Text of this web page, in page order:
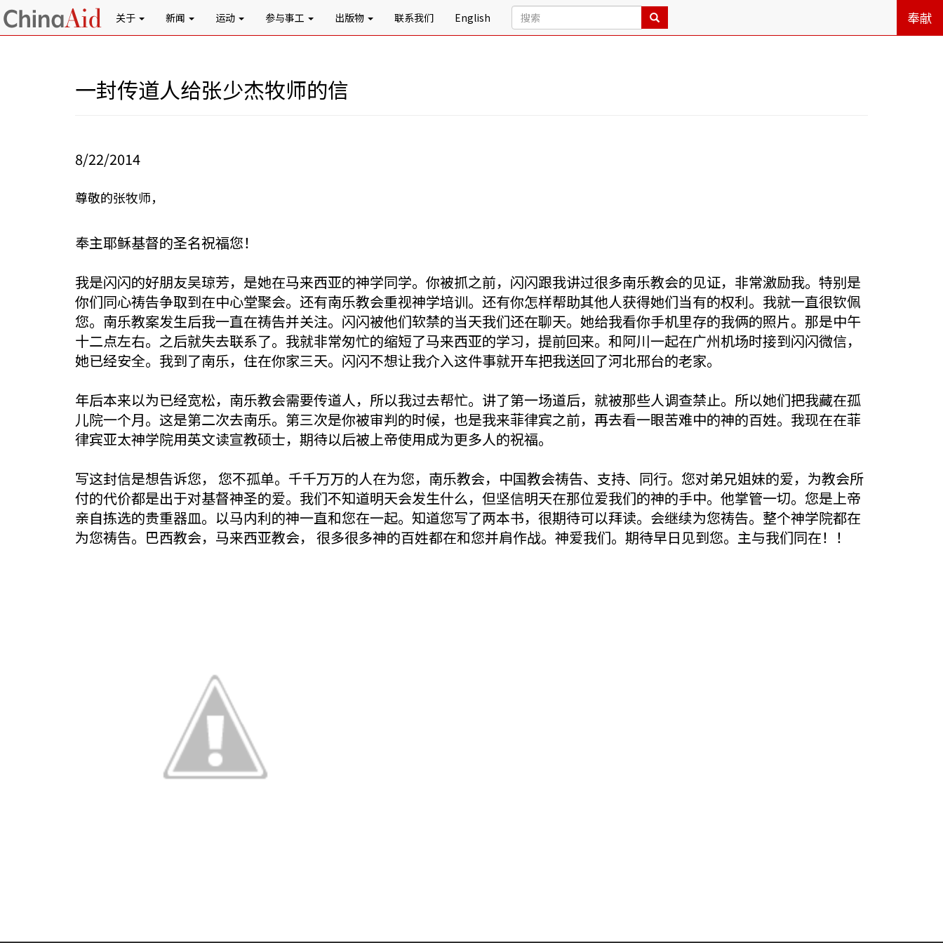
关于 新闻 运动 参与事工 出版物 联系我们 English 奉献
一封传道人给张少杰牧师的信
8/22/2014
尊敬的张牧师，
奉主耶稣基督的圣名祝福您！
我是闪闪的好朋友吴琼芳，是她在马来西亚的神学同学。你被抓之前，闪闪跟我讲过很多南乐教会的见证，非常激励我。特别是
你们同心祷告争取到在中心堂聚会。还有南乐教会重视神学培训。还有你怎样帮助其他人获得她们当有的权利。我就一直很钦佩
您。南乐教案发生后我一直在祷告并关注。闪闪被他们软禁的当天我们还在聊天。她给我看你手机里存的我俩的照片。那是中午
十二点左右。之后就失去联系了。我就非常匆忙的缩短了马来西亚的学习，提前回来。和阿川一起在广州机场时接到闪闪微信，
她已经安全。我到了南乐，住在你家三天。闪闪不想让我介入这件事就开车把我送回了河北邢台的老家。
年后本来以为已经宽松，南乐教会需要传道人，所以我过去帮忙。讲了第一场道后，就被那些人调查禁止。所以她们把我藏在孤
儿院一个月。这是第二次去南乐。第三次是你被审判的时候，也是我来菲律宾之前，再去看一眼苦难中的神的百姓。我现在在菲
律宾亚太神学院用英文读宣教硕士，期待以后被上帝使用成为更多人的祝福。
写这封信是想告诉您， 您不孤单。千千万万的人在为您，南乐教会，中国教会祷告、支持、同行。您对弟兄姐妹的爱，为教会所
付的代价都是出于对基督神圣的爱。我们不知道明天会发生什么，但坚信明天在那位爱我们的神的手中。他掌管一切。您是上帝
亲自拣选的贵重器皿。以马内利的神一直和您在一起。知道您写了两本书，很期待可以拜读。会继续为您祷告。整个神学院都在
为您祷告。巴西教会，马来西亚教会， 很多很多神的百姓都在和您并肩作战。神爱我们。期待早日见到您。主与我们同在！！